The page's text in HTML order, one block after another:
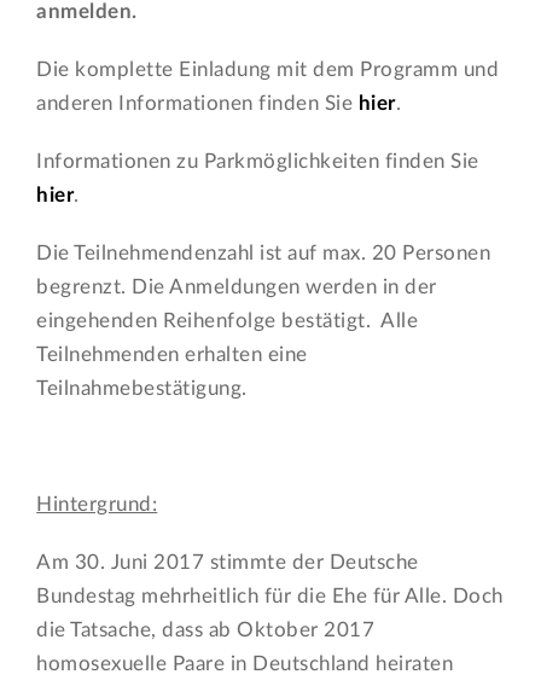
anmelden.
Die komplette Einladung mit dem Programm und
anderen Informationen finden Sie hier.
Informationen zu Parkmöglichkeiten finden Sie
hier.
Die Teilnehmendenzahl ist auf max. 20 Personen
begrenzt. Die Anmeldungen werden in der
eingehenden Reihenfolge bestätigt. Alle
Teilnehmenden erhalten eine
Teilnahmebestätigung.
Hintergrund:
Am 30. Juni 2017 stimmte der Deutsche
Bundestag mehrheitlich für die Ehe für Alle. Doch
die Tatsache, dass ab Oktober 2017
homosexuelle Paare in Deutschland heiraten